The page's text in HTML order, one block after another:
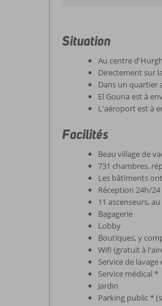
Situation
Au centre
Directement sur
Dans un quartier
El Gouna est à
L'aéroport est à
Facilités
Beau village de
731 chambres,
Les bâtiments
Réception 24h/24
11 ascenseurs,
Bagagerie
Lobby
Boutiques, y
Wifi (gratuit à
Service de lavage
Service médical *
Jardin
Parking public *